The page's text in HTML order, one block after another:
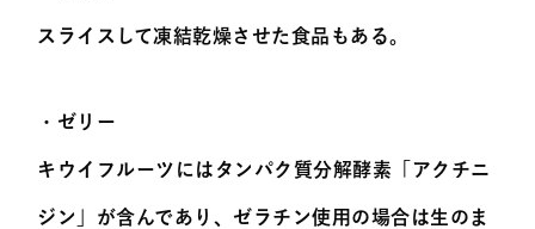
スライスして凍結乾燥させた食品もある。
・ゼリー
キウイフルーツにはタンパク質分解酵素「アクチニ
ジン」が含んであり、ゼラチン使用の場合は生のま